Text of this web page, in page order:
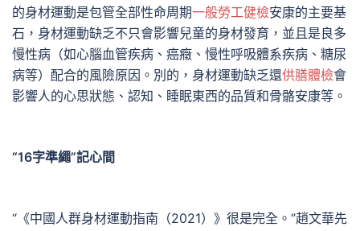
的身材運動是包管全部性命周期一般勞工健檢安康的主要基
石，身材運動缺乏不只會影響兒童的身材發育，並且是良多
慢性病（如心腦血管疾病、癌癥、慢性呼吸體系疾病、糖尿
病等）配合的風險原因。別的，身材運動缺乏還供膳體檢會
影響人的心思狀態、認知、睡眠東西的品質和骨骼安康等。
“16字準繩”記心間
“《中國人群身材運動指南（2021）》很是完全。”趙文華先